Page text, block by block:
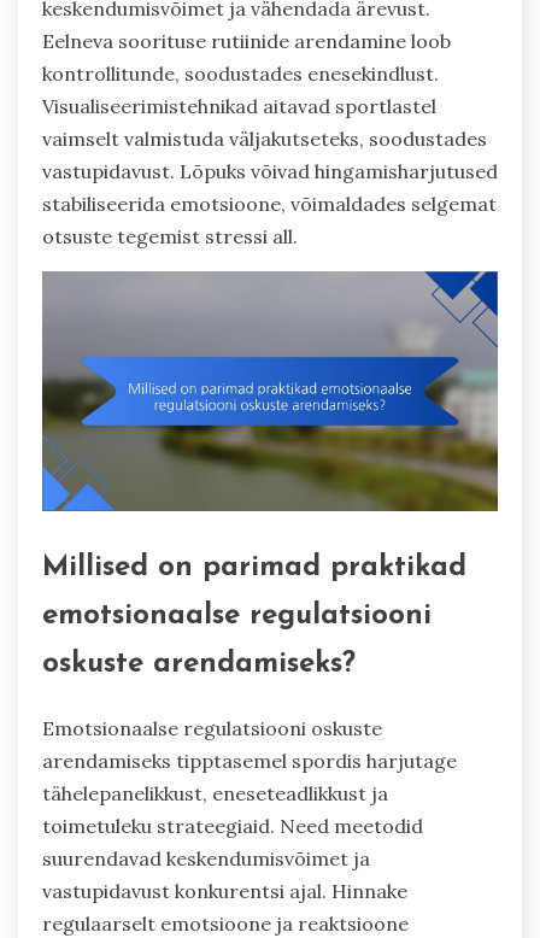
keskendumisvõimet ja vähendada ärevust.
Eelneva soorituse rutiinide arendamine loob
kontrollitunde, soodustades enesekindlust.
Visualiseerimistehnikad aitavad sportlastel
vaimselt valmistuda väljakutseteks, soodustades
vastupidavust. Lõpuks võivad hingamisharjutused
stabiliseerida emotsioone, võimaldades selgemat
otsuste tegemist stressi all.
Millised on parimad praktikad
emotsionaalse regulatsiooni
oskuste arendamiseks?
Emotsionaalse regulatsiooni oskuste
arendamiseks tipptasemel spordis harjutage
tähelepanelikkust, eneseteadlikkust ja
toimetuleku strateegiaid. Need meetodid
suurendavad keskendumisvõimet ja
vastupidavust konkurentsi ajal. Hinnake
regulaarselt emotsioone ja reaktsioone